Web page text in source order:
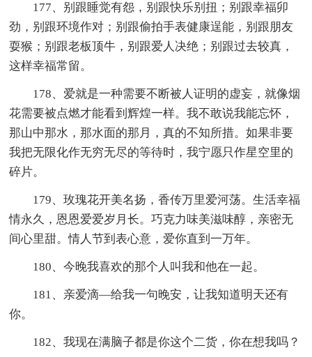
177、别跟睡觉有怨，别跟快乐别扭；别跟幸福卯
劲，别跟环境作对；别跟偷拍手表健康逞能，别跟朋友
耍猴；别跟老板顶牛，别跟爱人决绝；别跟过去较真，
这样幸福常留。
178、爱就是一种需要不断被人证明的虚妄，就像烟
花需要被点燃才能看到辉煌一样。我不敢说我能忘怀，
那山中那水，那水面的那月，真的不知所措。如果非要
我把无限化作无穷无尽的等待时，我宁愿只作星空里的
碎片。
179、玫瑰花开美名扬，香传万里爱河荡。生活幸福
情永久，恩恩爱爱岁月长。巧克力味美滋味醇，亲密无
间心里甜。情人节到表心意，爱你直到一万年。
180、今晚我喜欢的那个人叫我和他在一起。
181、亲爱滴—给我一句晚安，让我知道明天还有
你。
182、我现在满脑子都是你这个二货，你在想我吗？